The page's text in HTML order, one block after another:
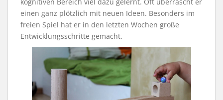
einen ganz plötzlich mit neuen Ideen. Besonders im
freien Spiel hat er in den letzten Wochen große
Entwicklungsschritte gemacht.